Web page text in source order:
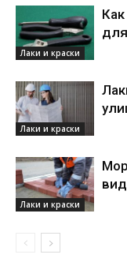
Лаки и краски
Лаки и краски
Лаки и краски